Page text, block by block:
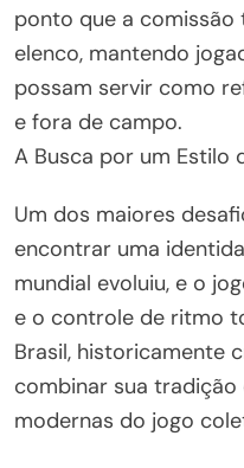
ponto que a
elenco, mantendo
possam servir como
e fora de campo.
A Busca por um Estilo
Um dos maiores
encontrar uma
mundial evoluiu, e o
e o controle de ritmo
Brasil, historicamente
combinar sua tradição
modernas do jogo